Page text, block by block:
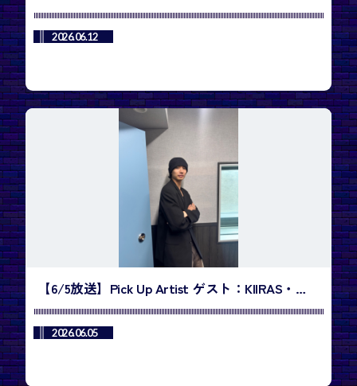
Shotaさん／今週のランキング1位は、
TREASURE「IF I」
2026.06.12
【6/5放送】Pick Up Artist ゲスト：KIIRAS・
Kurumiさん、Harinさん／今週のランキング1位
は、BTS「SWIM」
2026.06.05